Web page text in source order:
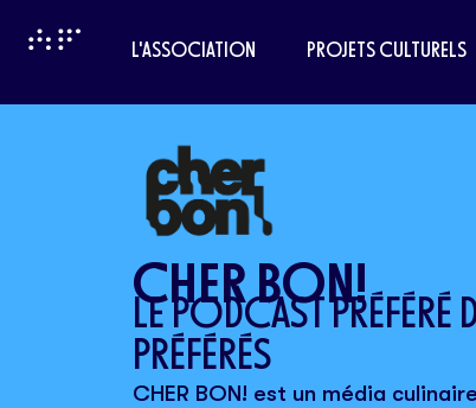
L'ASSOCIATION PROJETS CULTURELS
CHER BON!
LE PODCAST PRÉFÉRÉ
PRÉFÉRÉS
CHER BON! est un média